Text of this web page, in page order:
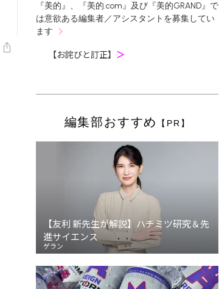
『美的』、『美的.com』及び『美的GRAND』で
は意欲ある編集者／アシスタントを募集してい
ます
【お詫びと訂正】 ＞
編集部おすすめ 【PR】
【友利 新先生が解説】ハチミツ研究＆先
進サイエンス
ゲラン